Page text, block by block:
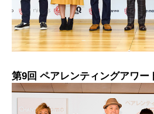
第9回 ペアレンティングアワー